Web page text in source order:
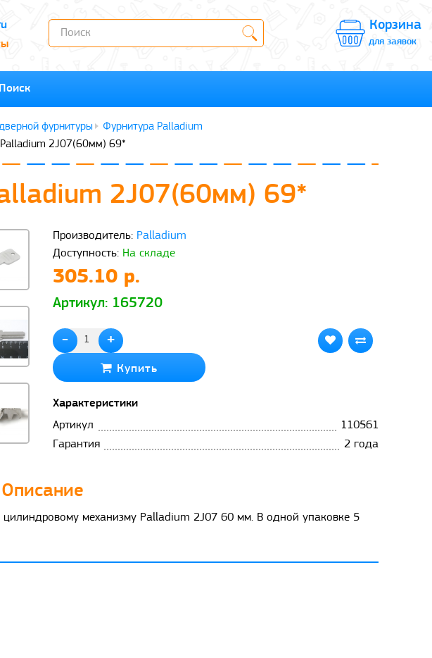
Корзина
для заявок
Поиск
фурнитуры
Фурнитура Palladium
Palladium 2J07(60мм) 69*
2J07(60мм) 69*
Производитель: Palladium
Доступность: На складе
305.10 р.
Артикул: 165720
- +
Купить
Характеристики
Артикул
110561
Гарантия
2 года
Описание
механизму Palladium 2J07 60 мм. В одной упаковке 5